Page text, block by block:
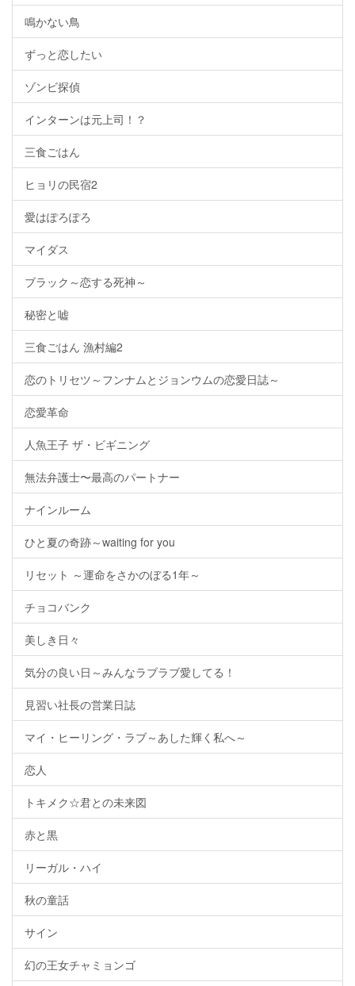
鳴かない鳥
ずっと恋したい
ゾンビ探偵
インターンは元上司！？
三食ごはん
ヒョリの民宿2
愛はぽろぽろ
マイダス
ブラック～恋する死神～
秘密と嘘
三食ごはん 漁村編2
恋のトリセツ～フンナムとジョンウムの恋愛日誌～
恋愛革命
人魚王子 ザ・ビギニング
無法弁護士〜最高のパートナー
ナインルーム
ひと夏の奇跡～waiting for you
リセット ～運命をさかのぼる1年～
チョコバンク
美しき日々
気分の良い日～みんなラブラブ愛してる！
見習い社長の営業日誌
マイ・ヒーリング・ラブ～あした輝く私へ～
恋人
トキメク☆君との未来図
赤と黒
リーガル・ハイ
秋の童話
サイン
幻の王女チャミョンゴ